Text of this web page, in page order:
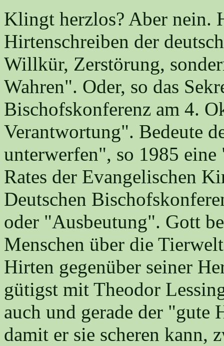
Klingt herzlos? Aber nein.
Hirtenschreiben der
Willkür, Zerstörung,
Wahren". Oder, so das
Bischofskonferenz am 4.
Verantwortung". Bedeute
unterwerfen", so 1985
Rates der Evangelischen
Deutschen
oder "Ausbeutung". Gott
Menschen über die
Hirten gegenüber seiner
gütigst mit Theodor
auch und gerade der "gute
damit er sie scheren kann,